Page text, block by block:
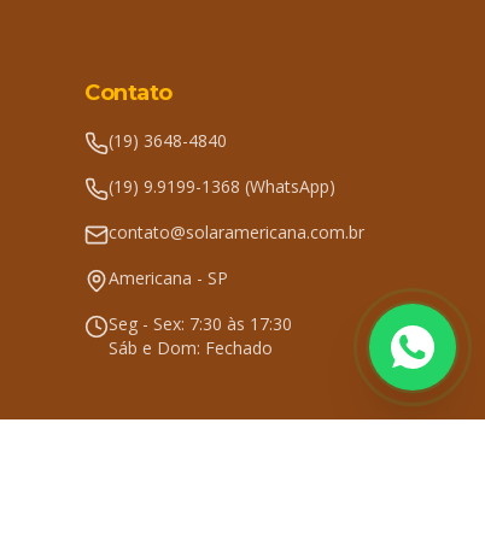
Contato
(19) 3648-4840
(19) 9.9199-1368 (WhatsApp)
contato@solaramericana.com.br
Americana - SP
Seg - Sex: 7:30 às 17:30
Sáb e Dom: Fechado